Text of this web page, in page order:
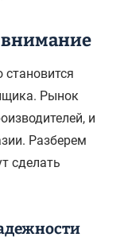
внимание
Рынок
и
Разберем
сделать